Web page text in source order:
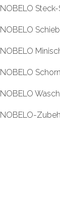
NOBELO
NOBELO
NOBELO
NOBELO
NOBELO
NOBELO-